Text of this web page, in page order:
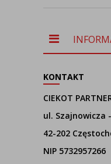
KONTAKT
CIEKOT
ul. Szajnowicza
42-202
NIP 5732957266